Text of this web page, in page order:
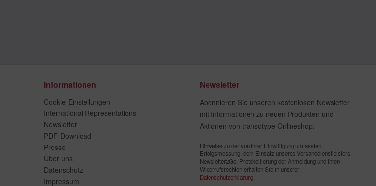
Informationen
Cookie-Einstellungen
International Representations
Newsletter
PDF-Download
Presse
Über uns
Datenschutz
Impressum
Newsletter
Abonnieren Sie unseren kostenlosen Newsletter
mit Informationen zu neuen Produkten und
Aktionen von transotype Onlineshop.
Hinweise zu der von Ihrer Einwilligung umfassten
Erfolgsmessung, dem Einsatz unseres Versanddienstleisters
Newsletter2Go, Protokollierung der Anmeldung und Ihren
Widerrufsrechten erhalten Sie in unserer
Datenschutzerklärung